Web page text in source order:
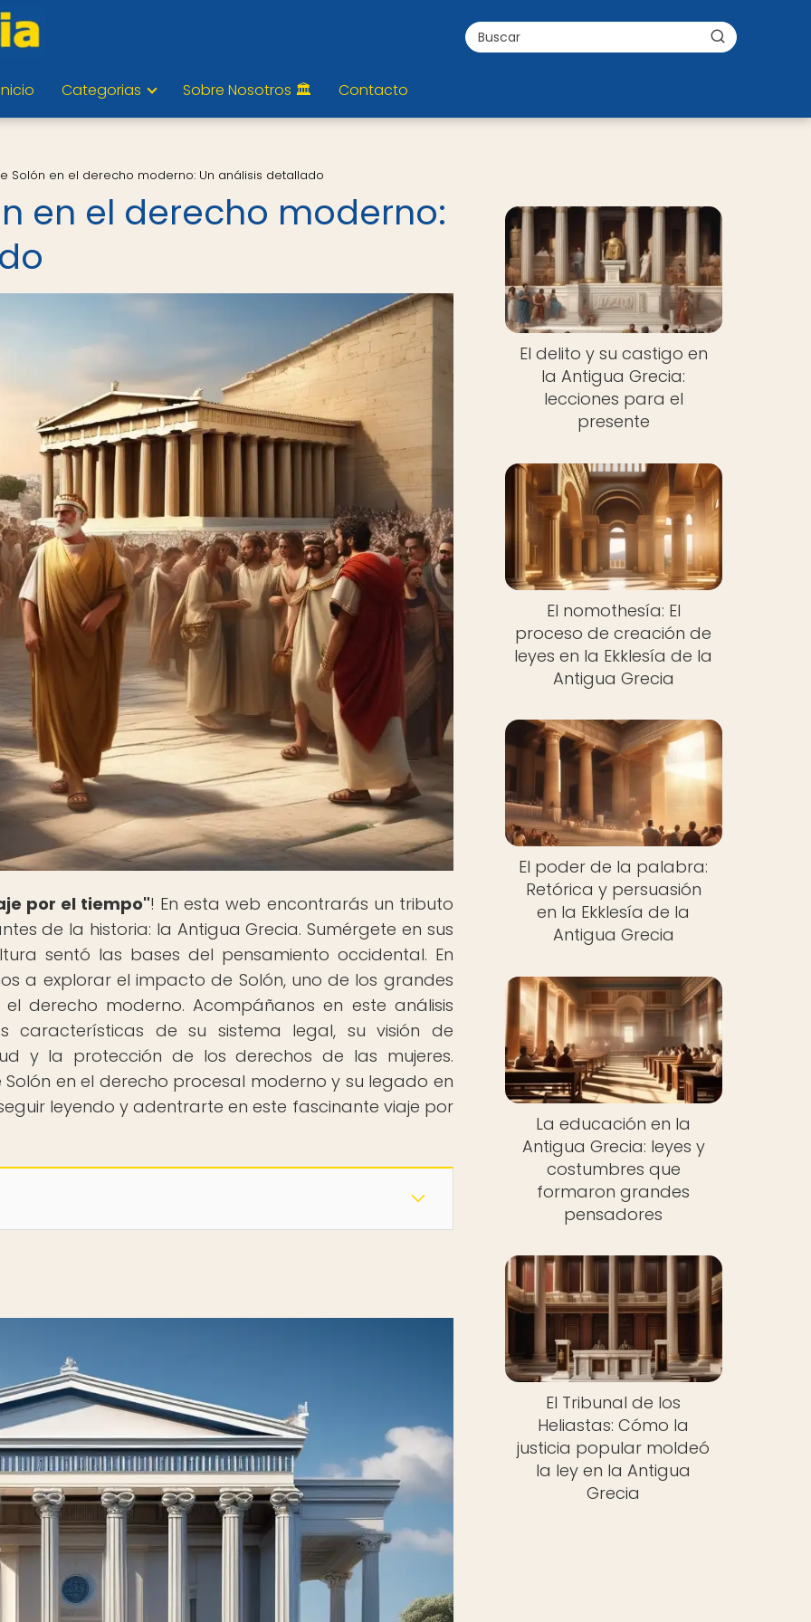
Categorias Sobre Nosotros 🏛️ Contacto
Solón en el derecho moderno: Un análisis detallado
en el derecho moderno:
por el tiempo"! En esta web encontrarás un tributo
de la historia: la Antigua Grecia. Sumérgete en sus
sentó las bases del pensamiento occidental. En
a explorar el impacto de Solón, uno de los grandes
derecho moderno. Acompáñanos en este análisis
características de su sistema legal, su visión de
y la protección de los derechos de las mujeres.
en el derecho procesal moderno y su legado en
leyendo y adentrarte en este fascinante viaje por
El delito y su castigo en
la Antigua Grecia:
lecciones para el
presente
El nomothesía: El
proceso de creación de
leyes en la Ekklesía de la
Antigua Grecia
El poder de la palabra:
Retórica y persuasión
en la Ekklesía de la
Antigua Grecia
La educación en la
Antigua Grecia: leyes y
costumbres que
formaron grandes
pensadores
El Tribunal de los
Heliastas: Cómo la
justicia popular moldeó
la ley en la Antigua
Grecia